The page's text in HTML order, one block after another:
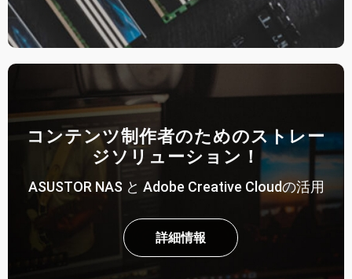
コンテンツ制作者のためのストレー
ジソリューション！
ASUSTOR NAS と Adobe Creative Cloudの活用
詳細情報